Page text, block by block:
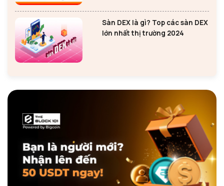
Sàn DEX là gì? Top các sàn DEX
lớn nhất thị trường 2024